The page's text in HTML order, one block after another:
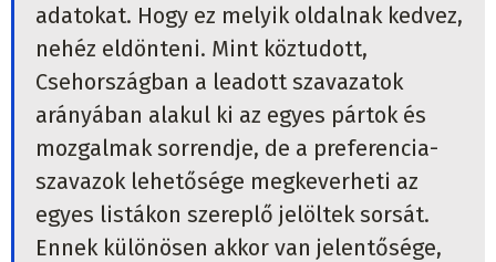
adatokat. Hogy ez melyik oldalnak kedvez,
nehéz eldönteni. Mint köztudott,
Csehországban a leadott szavazatok
arányában alakul ki az egyes pártok és
mozgalmak sorrendje, de a preferencia-
szavazok lehetősége megkeverheti az
egyes listákon szereplő jelöltek sorsát.
Ennek különösen akkor van jelentősége,